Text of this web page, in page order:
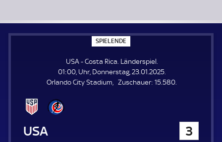
SPIELENDE
P
E
E
N
USA - Costa Rica. Länderspiel.
01:00, Uhr, Donnerstag, 23.01.2025.
Orlando City Stadium
Zuschauer: Z
15.580.
USA 3